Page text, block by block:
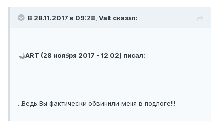
В 28.11.2017 в 09:28, Valt сказал:
ART (28 ноября 2017 - 12:02) писал:
...Ведь Вы фактически обвинили меня в подлоге!!!